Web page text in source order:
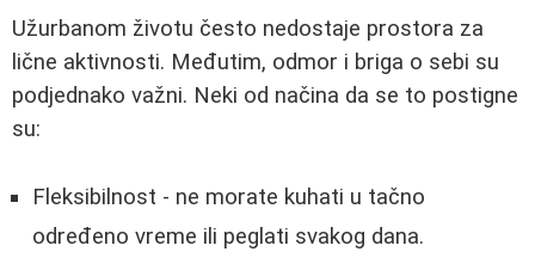
Užurbanom životu često nedostaje prostora za
lične aktivnosti. Međutim, odmor i briga o sebi su
podjednako važni. Neki od načina da se to postigne
su:
Fleksibilnost - ne morate kuhati u tačno
određeno vreme ili peglati svakog dana.